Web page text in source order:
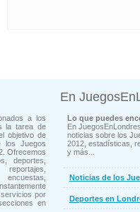
a los
la tarea de
objetivo de
los Juegos
Ofrecemos
deportes,
por
en
En
Lo que puedes
En
noticias sobre los
2012, estadísticas,
y más...
Noticias de los
Deportes en